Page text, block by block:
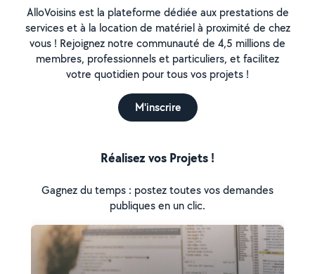
AlloVoisins est la plateforme dédiée aux prestations de
services et à la location de matériel à proximité de chez
vous ! Rejoignez notre communauté de 4,5 millions de
membres, professionnels et particuliers, et facilitez
votre quotidien pour tous vos projets !
M'inscrire
Réalisez vos Projets !
Gagnez du temps : postez toutes vos demandes
publiques en un clic.